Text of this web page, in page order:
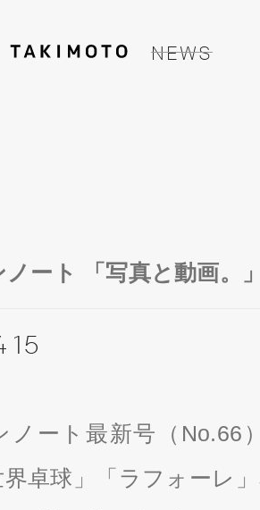
NEWS
ノート 「写真と動画。
15
ノート最新号（No.66
界卓球」「ラフォーレ